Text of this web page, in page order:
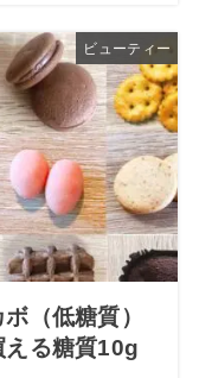
ビューティー
（低糖質）
える糖質10g